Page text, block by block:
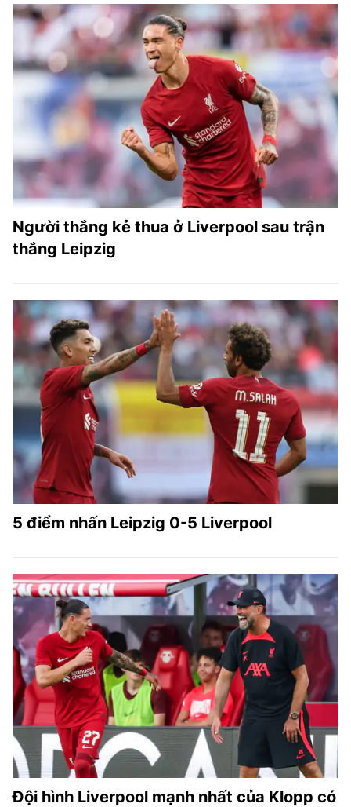
Người thắng kẻ thua ở Liverpool sau trận
thắng Leipzig
5 điểm nhấn Leipzig 0-5 Liverpool
Đội hình Liverpool mạnh nhất của Klopp có